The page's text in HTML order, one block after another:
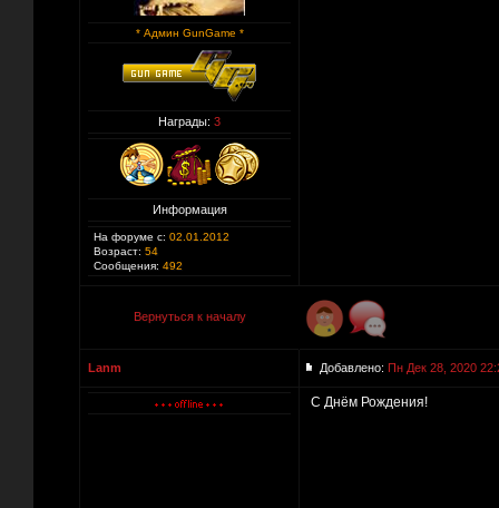
* Админ GunGame *
Награды: 3
Информация
На форуме с: 02.01.2012
Возраст: 54
Сообщения: 492
Вернуться к началу
Lanm Добавлено: Пн Дек 28, 2020
С Днём Рождения!